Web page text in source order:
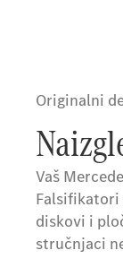
Originalni
Vaš
Falsifikatori
diskovi i
stručnjaci